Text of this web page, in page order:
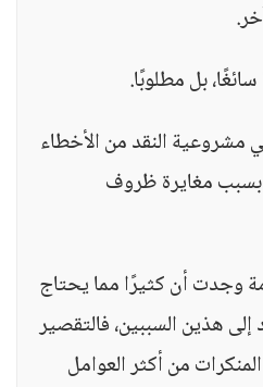
بل مطلوبًا.
مشروعية النقد من الأخطاء
بسبب مغايرة ظروف
وجدت أن كثيرًا مما يحتاج
هذين السببين، فالتقصير
من أكثر العوامل